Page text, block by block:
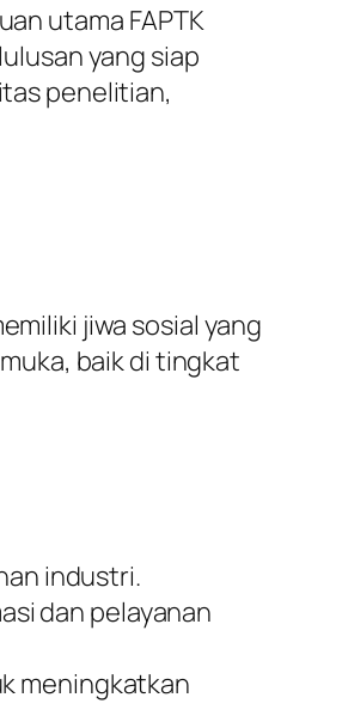
utama FAPTK
yang siap
penelitian,
jiwa sosial yang
baik di tingkat
industri.
dan pelayanan
meningkatkan